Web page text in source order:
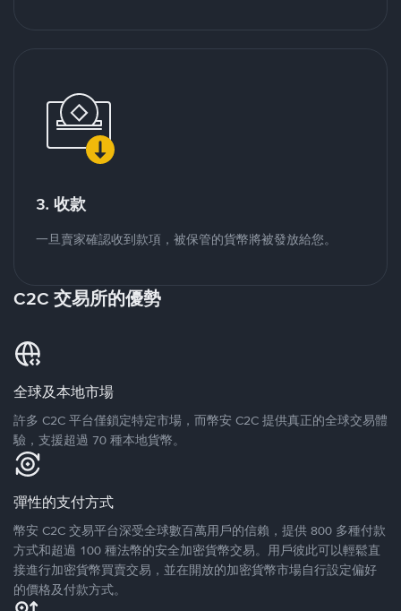
3. 收款
一旦賣家確認收到款項，被保管的貨幣將被發放給您。
C2C 交易所的優勢
全球及本地市場
許多 C2C 平台僅鎖定特定市場，而幣安 C2C 提供真正的全球交易體
驗，支援超過 70 種本地貨幣。
彈性的支付方式
幣安 C2C 交易平台深受全球數百萬用戶的信賴，提供 800 多種付款
方式和超過 100 種法幣的安全加密貨幣交易。用戶彼此可以輕鬆直
接進行加密貨幣買賣交易，並在開放的加密貨幣市場自行設定偏好
的價格及付款方式。